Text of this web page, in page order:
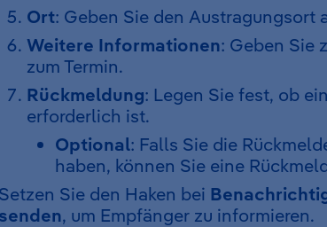
Ort: Geben Sie den Austragungsort
Weitere Informationen: Geben Sie
zum Termin.
Rückmeldung: Legen Sie fest, ob
erforderlich ist.
Optional: Falls Sie die
haben, können Sie eine
Sie den Haken bei
, um Empfänger zu informieren.